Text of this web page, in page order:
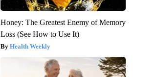
Honey: The Greatest Enemy of Memory
Loss (See How to Use It)
Health Weekly